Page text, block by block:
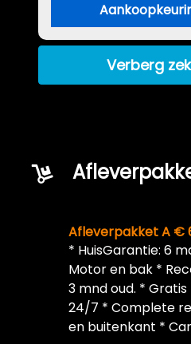
Verberg
Afleverpakket A €
* HuisGarantie: 6
Motor en bak *
3 mnd oud. *
24/7 * Complete
en buitenkant *